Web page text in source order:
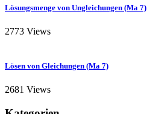
Lösungsmenge von Ungleichungen (Ma 7)
2773 Views
Lösen von Gleichungen (Ma 7)
2681 Views